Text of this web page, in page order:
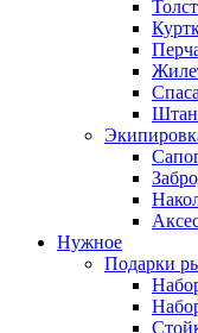
Нужное
Подарки